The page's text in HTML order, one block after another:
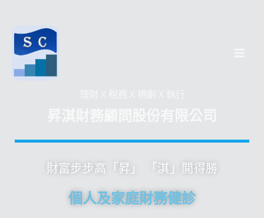
財富步步高「昇」 「淇」開得勝
個人及家庭財務健診